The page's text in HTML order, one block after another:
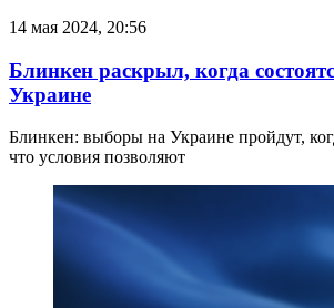
14 мая 2024, 20:56
Блинкен раскрыл, когда
Украине
Блинкен: выборы на Украине пройдут,
что условия позволяют